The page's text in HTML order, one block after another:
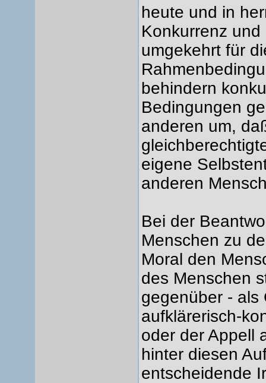
heute und in
Konkurrenz
umgekehrt für
behindern
Bedingungen
anderen um,
eigene
anderen
Bei der
Menschen zu
Moral den
des Menschen
gegenüber - als
aufklärerisch-
oder der Appell
hinter diesen
entscheidende